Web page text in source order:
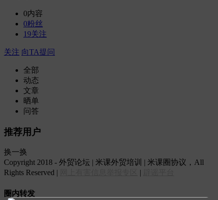
0内容
0粉丝
19关注
关注 向TA提问
全部
动态
文章
晒单
问答
推荐用户
换一换
Copyright 2018 - 外贸论坛 | 米课外贸培训 | 米课圈协议，All
Rights Reserved |
|
圈内转发